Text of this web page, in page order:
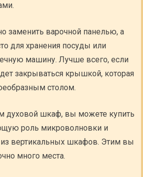
заменить варочной панелью, а
для хранения посуды или
машину. Лучше всего, если
закрываться крышкой, которая
столом.
духовой шкаф, вы можете купить
роль микроволновки и
из вертикальных шкафов. Этим вы
много места.